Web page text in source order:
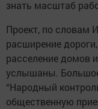
знать масштаб
Проект, по словам
расширение
расселение домов
услышаны.
“Народный
общественную